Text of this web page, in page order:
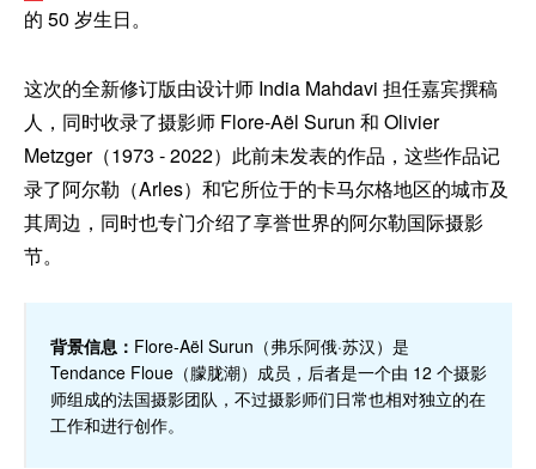
的 50 岁生日。
这次的全新修订版由设计师 India Mahdavi 担任嘉宾撰稿
人，同时收录了摄影师 Flore‑Aël Surun 和 Olivier
Metzger（1973 ‑ 2022）此前未发表的作品，这些作品记
录了阿尔勒（Arles）和它所位于的卡马尔格地区的城市及
其周边，同时也专门介绍了享誉世界的阿尔勒国际摄影
节。
背景信息： Flore‑Aël Surun（弗乐阿俄·苏汉）是
Tendance Floue（朦胧潮）成员，后者是一个由 12 个摄影
师组成的法国摄影团队，不过摄影师们日常也相对独立的在
工作和进行创作。